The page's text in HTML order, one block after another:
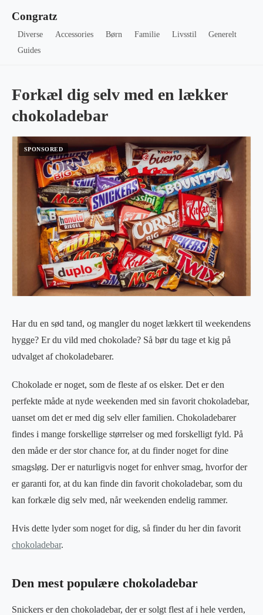
Congratz
Diverse Accessories Børn Familie Livsstil
Generelt
Guides
Forkæl dig selv med en lækker
chokoladebar
Har du en sød tand, og mangler du noget lækkert til weekendens
hygge? Er du vild med chokolade? Så bør du tage et kig på
udvalget af chokoladebarer.
Chokolade er noget, som de fleste af os elsker. Det er den
perfekte måde at nyde weekenden med sin favorit chokoladebar,
uanset om det er med dig selv eller familien. Chokoladebarer
findes i mange forskellige størrelser og med forskelligt fyld. På
den måde er der stor chance for, at du finder noget for dine
smagsløg. Der er naturligvis noget for enhver smag, hvorfor der
er garanti for, at du kan finde din favorit chokoladebar, som du
kan forkæle dig selv med, når weekenden endelig rammer.
Hvis dette lyder som noget for dig, så finder du her din favorit
chokoladebar.
Den mest populære chokoladebar
Snickers er den chokoladebar, der er solgt flest af i hele verden,